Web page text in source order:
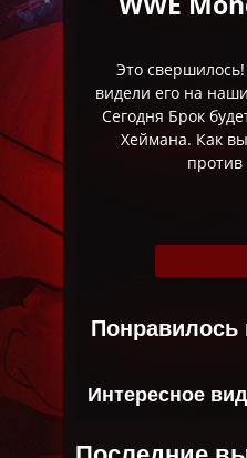
Это
видели его на
Сегодня Брок
Хеймана. Как
Понравилось
Интересное